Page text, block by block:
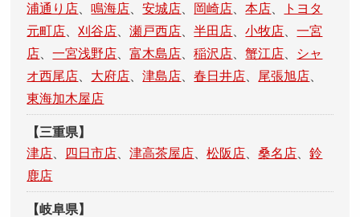
浦通り店 、鳴海店 、安城店 岡崎店 、本店
トヨタ
元町店 、刈谷店 、瀬戸西店 、半田店 、小牧店 、一宮
店 、一宮浅野店 、富木島店 、稲沢店 、蟹江店
シャ
オ西尾店
大府店 、津島店 、春日井店 尾張旭店
東海加木屋店
【三重県】
津店
四日市店 、津高茶屋店 、松阪店 、桑名店 、鈴
鹿店
【岐阜県】